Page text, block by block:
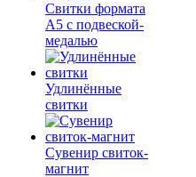
Свитки формата
А5 с подвеской-
медалью
Удлинённые
свитки
Сувенир свиток-
магнит